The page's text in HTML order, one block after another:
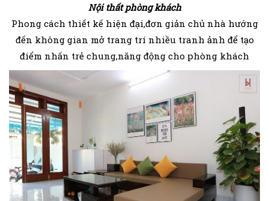
Nội thất phòng khách
Phong cách thiết kế hiện đại,đơn giản chủ nhà hướng
đến không gian mở trang trí nhiều tranh ảnh để tạo
điểm nhấn trẻ chung,năng động cho phòng khách